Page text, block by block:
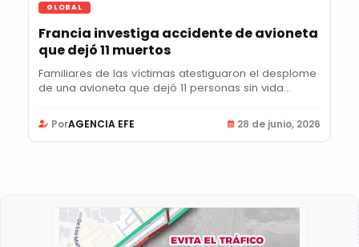
GLOBAL
Francia investiga accidente de avioneta
que dejó 11 muertos
Familiares de las víctimas atestiguaron el desplome
de una avioneta que dejó 11 personas sin vida...
PorAGENCIA EFE 28 de junio, 2026